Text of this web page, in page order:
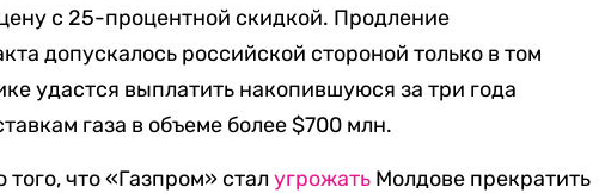
с 25-процентной скидкой. Продление
допускалось российской стороной только в том
удастся выплатить накопившуюся за три года
газа в объеме более $700 млн.
что «Газпром» сталугрожать Молдове прекратить